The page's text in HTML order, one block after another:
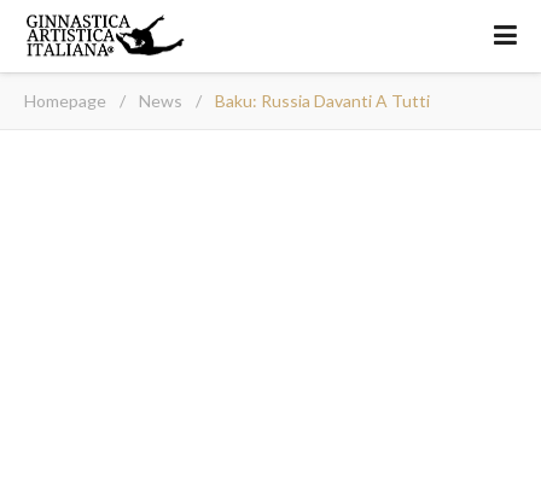
Homepage / News / Baku: Russia Davanti A Tutti